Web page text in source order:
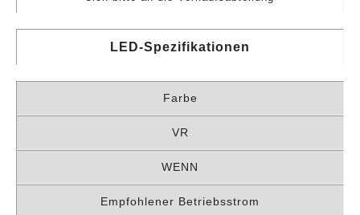
LED-Spezifikationen
Farbe
VR
WENN
Empfohlener Betriebsstrom